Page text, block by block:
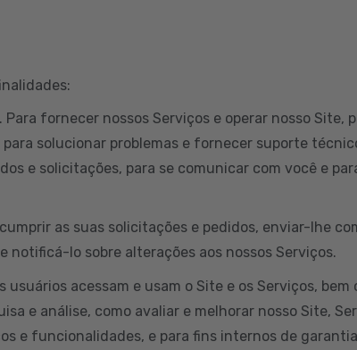
. Para fornecer nossos Serviços e operar nosso Site,
solucionar problemas e fornecer suporte
e solicitações, para se comunicar com você e
as suas solicitações e pedidos, enviar-lhe
notificá-lo sobre alterações aos nossos Serviços.
acessam e usam o Site e os Serviços, bem
e análise, como avaliar e melhorar nosso Site,
e funcionalidades, e para fins internos de